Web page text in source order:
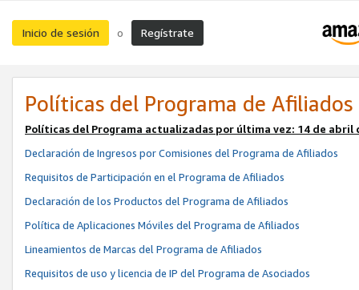
Inicio de sesión o Regístrate
Políticas del Programa de Afiliados
Políticas del Programa actualizadas por última vez: 14 de abril
Declaración de Ingresos por Comisiones del Programa de Afiliados
Requisitos de Participación en el Programa de Afiliados
Declaración de los Productos del Programa de Afiliados
Política de Aplicaciones Móviles del Programa de Afiliados
Lineamientos de Marcas del Programa de Afiliados
Requisitos de uso y licencia de IP del Programa de Asociados